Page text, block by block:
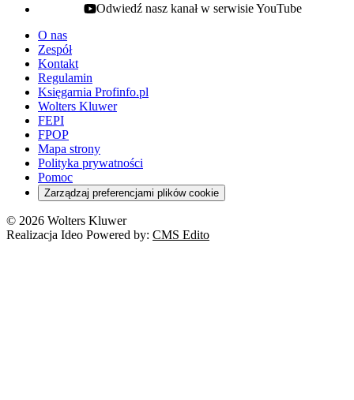
youtube - otwiera się w nowej karcie
Odwiedź nasz kanał w serwisie YouTube
O nas
Zespół
Kontakt
Regulamin
Księgarnia Profinfo.pl
Wolters Kluwer
FEPI
FPOP
Mapa strony
Polityka prywatności
Pomoc
Zarządzaj preferencjami plików cookie
© 2026 Wolters Kluwer
Realizacja Ideo Powered by: CMS Edito